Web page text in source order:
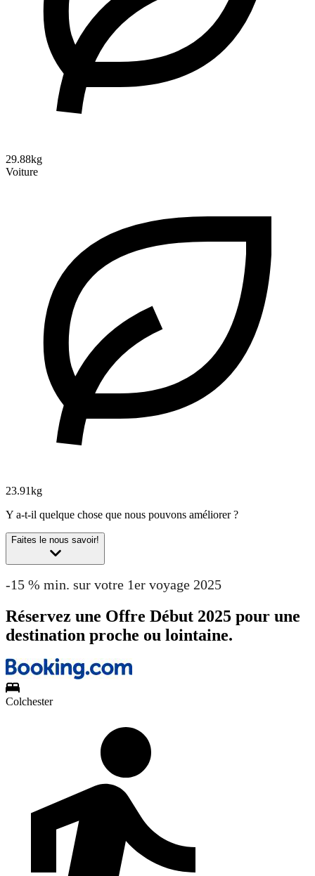
29.88kg
Voiture
23.91kg
Y a-t-il quelque chose que nous pouvons améliorer ?
Faites le nous savoir!
-15 % min. sur votre 1er voyage 2025
Réservez une Offre Début 2025 pour une
destination proche ou lointaine.
Colchester